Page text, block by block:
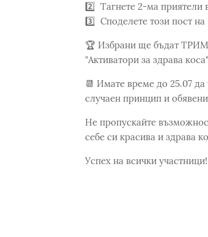
2️⃣ Тагнете 2-ма приятели
3️⃣ Споделете този пост на
🏆 Избрани ще бъдат
"Активатори за здрава
📆 Имате време до 25.07
случаен принцип и
Не пропускайте
себе си красива и здрава
Успех на всички участници!